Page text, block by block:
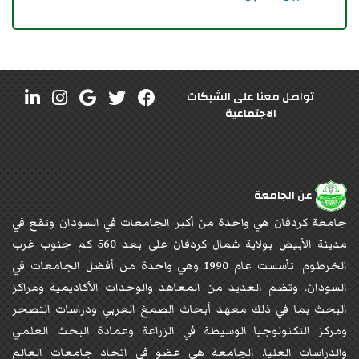
تواصل معنا على الشبكات
الاجتماعية
عن الجامعة
جامعة كردفان هي واحدة من أكبر الجامعات في السودان وتقع في
مدينة الأبيض بولاية شمال كردفان على بعد 560 كم جنوب غرب
الخرطوم. تأسست عام 1990 وهي واحدة من أفضل الجامعات في
السودان، وتضم العديد من المعاهد والوحدات الأكاديمية ومراكز
البحث بما في ذلك معهد أبحاث الصمغ العربي ودراسات التصحر
ومركز التكنولوجيا الوسيطة في الزراعة وعمادة البحث العلمي
والدراسات العليا. الجامعة هي عضو في اتحاد جامعات العالم